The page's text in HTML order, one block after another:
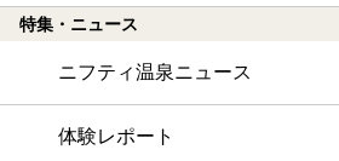
特集・ニュース
ニフティ温泉ニュース
体験レポート